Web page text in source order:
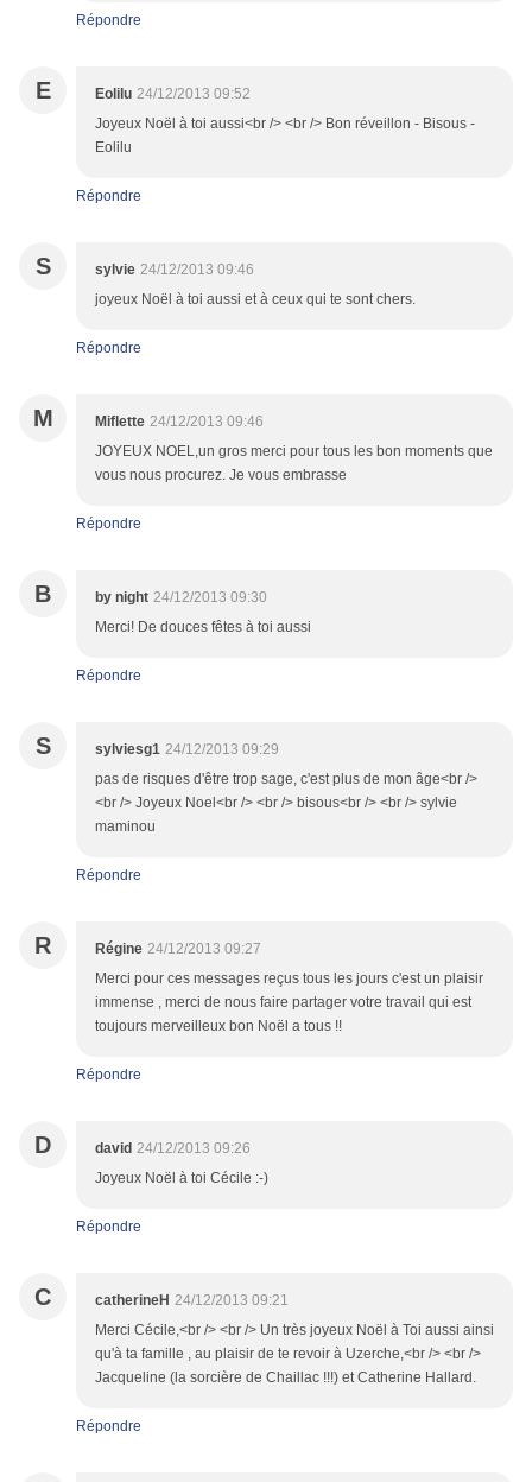
Répondre
E Eolilu 24/12/2013 09:52
Joyeux Noël à toi aussi<br /> <br /> Bon réveillon - Bisous -
Eolilu
Répondre
S sylvie 24/12/2013 09:46
joyeux Noël à toi aussi et à ceux qui te sont chers.
Répondre
M Miflette 24/12/2013 09:46
JOYEUX NOEL,un gros merci pour tous les bon moments que
vous nous procurez. Je vous embrasse
Répondre
B by night 24/12/2013 09:30
Merci! De douces fêtes à toi aussi
Répondre
S sylviesg1 24/12/2013 09:29
pas de risques d'être trop sage, c'est plus de mon âge<br />
<br /> Joyeux Noel<br /> <br /> bisous<br /> <br /> sylvie
maminou
Répondre
R Régine 24/12/2013 09:27
Merci pour ces messages reçus tous les jours c'est un plaisir
immense , merci de nous faire partager votre travail qui est
toujours merveilleux bon Noël a tous !!
Répondre
D david 24/12/2013 09:26
Joyeux Noël à toi Cécile :-)
Répondre
C catherineH 24/12/2013 09:21
Merci Cécile,<br /> <br /> Un très joyeux Noël à Toi aussi ainsi
qu'à ta famille , au plaisir de te revoir à Uzerche,<br /> <br />
Jacqueline (la sorcière de Chaillac !!!) et Catherine Hallard.
Répondre